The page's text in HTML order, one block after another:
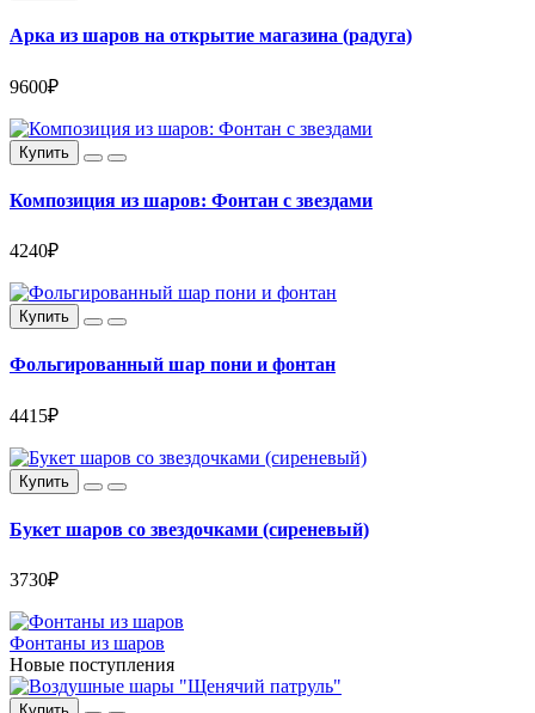
Арка из шаров на открытие магазина (радуга)
9600₽
Купить
Композиция из шаров: Фонтан с звездами
4240₽
Купить
Фольгированный шар пони и фонтан
4415₽
Купить
Букет шаров со звездочками (сиреневый)
3730₽
Фонтаны из шаров
Новые поступления